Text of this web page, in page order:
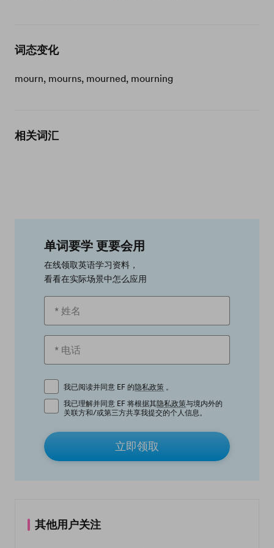
词态变化
mourn, mourns, mourned, mourning
相关词汇
单词要学 更要会用
在线领取英语学习资料，
看看在实际场景中怎么应用
我已阅读并同意 EF 的隐私政策 。
我已理解并同意 EF 将根据其隐私政策与境内外的
关联方和/或第三方共享我提交的个人信息。
立即领取
其他用户关注